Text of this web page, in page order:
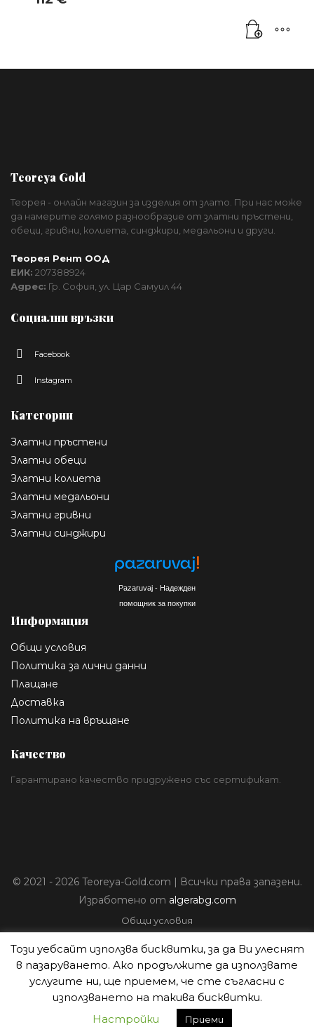
Teoreya Gold
Теорея - онлайн магазин за изделия от злато. При нас може
да намерите голямо разнообразие от златни пръстени,
обеци, гривни, колиета, синджири, медальони и други.
Теорея Рент ООД
ЕИК: 207388924
Адрес: Гр. София, ул. Цар Самуил 44
Социални връзки
Facebook
Instagram
Категории
Златни пръстени
Златни обеци
Златни колиета
Златни медальони
Златни гривни
Златни синджири
Pazaruvaj - Надежден
помощник за покупки
Информация
Общи условия
Политика за лични данни
Плащане
Доставка
Политика на връщане
Качество
Гарантирано качество придружено със сертификат.
© 2021 - 2026 Teoreya-Gold.com | Всички права запазени.
Изработено от algerabg.com
Общи условия
Политика за лични данни
Плащане
Доставка
Политика на връщане
Този уебсайт използва бисквитки, за да Ви улеснят
в пазаруването. Ако продължите да използвате
услугите ни, ще приемем, че сте съгласни с
използването на такива бисквитки.
Настройки
Приеми